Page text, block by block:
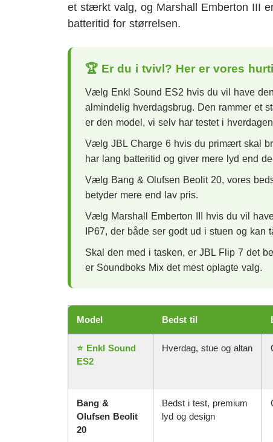
et stærkt valg, og Marshall Emberton III
batteritid for størrelsen.
🏆 Er du i tvivl? Her er vores
Vælg Enkl Sound ES2 hvis du vil have
almindelig hverdagsbrug. Den rammer et
er den model, vi selv har testet i
Vælg JBL Charge 6 hvis du primært skal
har lang batteritid og giver mere lyd end
Vælg Bang & Olufsen Beolit 20, vores
betyder mere end lav pris.
Vælg Marshall Emberton III hvis du vil
IP67, der både ser godt ud i stuen og kan
Skal den med i tasken, er JBL Flip 7 det
er Soundboks Mix det mest oplagte valg.
Model Bedst til
⭐ Enkl Sound
ES2
Hverdag, stue og altan
Bang &
Olufsen Beolit
20
Bedst i test, premium
lyd og design